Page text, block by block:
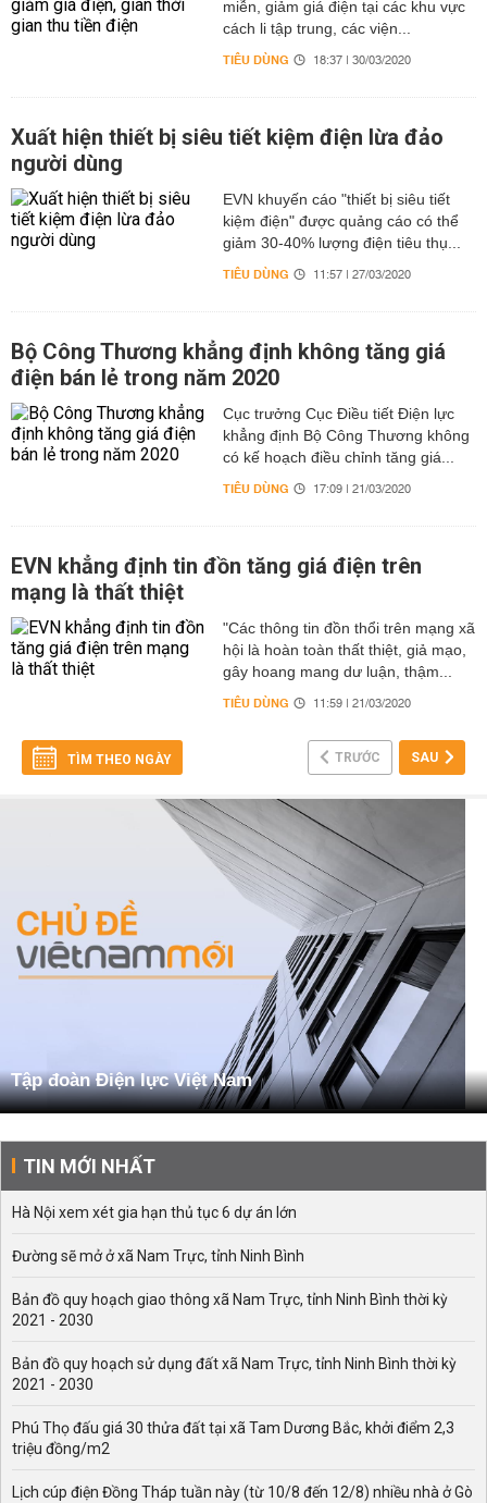
miễn, giảm giá điện tại các khu vực
cách li tập trung, các viện...
TIÊU DÙNG 18:37 | 30/03/2020
Xuất hiện thiết bị siêu tiết kiệm điện lừa đảo
người dùng
EVN khuyến cáo "thiết bị siêu tiết
kiệm điện" được quảng cáo có thể
giảm 30-40% lượng điện tiêu thụ...
TIÊU DÙNG 11:57 | 27/03/2020
Bộ Công Thương khẳng định không tăng giá
điện bán lẻ trong năm 2020
Cục trưởng Cục Điều tiết Điện lực
khẳng định Bộ Công Thương không
có kế hoạch điều chỉnh tăng giá...
TIÊU DÙNG 17:09 | 21/03/2020
EVN khẳng định tin đồn tăng giá điện trên
mạng là thất thiệt
"Các thông tin đồn thổi trên mạng xã
hội là hoàn toàn thất thiệt, giả mạo,
gây hoang mang dư luận, thậm...
TIÊU DÙNG 11:59 | 21/03/2020
TÌM THEO NGÀY TRƯỚC SAU
Tập đoàn Điện lực Việt Nam
TIN MỚI NHẤT
Hà Nội xem xét gia hạn thủ tục 6 dự án lớn
Đường sẽ mở ở xã Nam Trực, tỉnh Ninh Bình
Bản đồ quy hoạch giao thông xã Nam Trực, tỉnh Ninh Bình thời kỳ
2021 - 2030
Bản đồ quy hoạch sử dụng đất xã Nam Trực, tỉnh Ninh Bình thời kỳ
2021 - 2030
Phú Thọ đấu giá 30 thửa đất tại xã Tam Dương Bắc, khởi điểm 2,3
triệu đồng/m2
Lịch cúp điện Đồng Tháp tuần này (từ 10/8 đến 12/8) nhiều nhà ở Gò